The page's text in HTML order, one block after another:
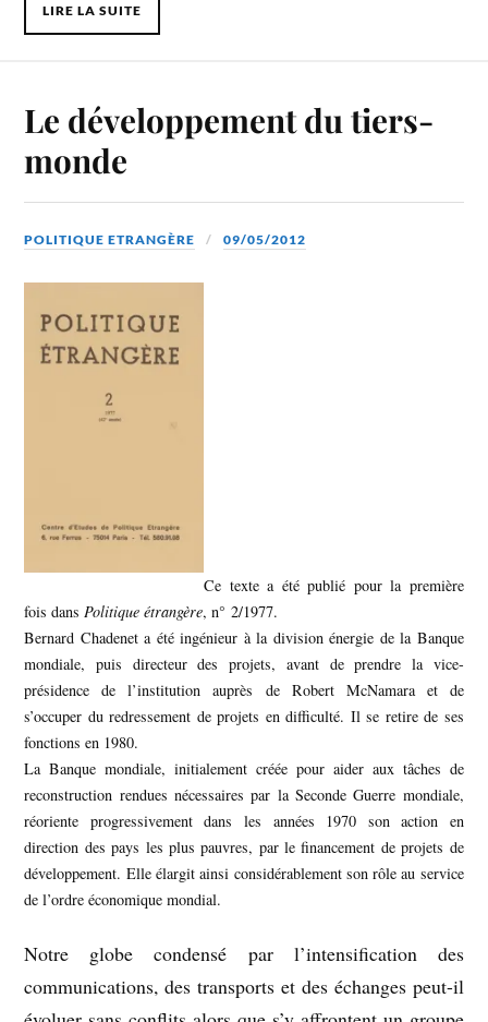
LIRE LA SUITE
Le développement du tiers-
monde
POLITIQUE ETRANGÈRE 09/05/2012
Ce texte a été publié pour la première
fois dansPolitique étrangère, n° 2/1977.
Bernard Chadenet a été ingénieur à la division énergie de la Banque
mondiale, puis directeur des projets, avant de prendre la vice-
présidence de l’institution auprès de Robert McNamara et de
s’occuper du redressement de projets en difficulté. Il se retire de ses
fonctions en 1980.
La Banque mondiale, initialement créée pour aider aux tâches de
reconstruction rendues nécessaires par la Seconde Guerre mondiale,
réoriente progressivement dans les années 1970 son action en
direction des pays les plus pauvres, par le financement de projets de
développement. Elle élargit ainsi considérablement son rôle au service
de l’ordre économique mondial.
Notre globe condensé par l’intensification des
communications, des transports et des échanges peut-il